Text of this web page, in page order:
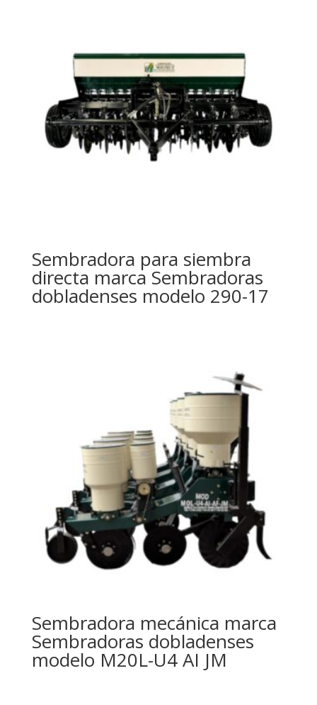
Sembradora para siembra
directa marca Sembradoras
dobladenses modelo 290-17
Sembradora mecánica marca
Sembradoras dobladenses
modelo M20L-U4 AI JM